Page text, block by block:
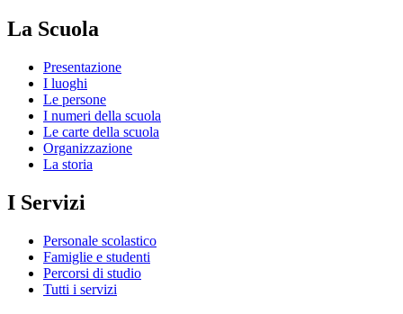
La Scuola
Presentazione
I luoghi
Le persone
I numeri della scuola
Le carte della scuola
Organizzazione
La storia
I Servizi
Personale scolastico
Famiglie e studenti
Percorsi di studio
Tutti i servizi